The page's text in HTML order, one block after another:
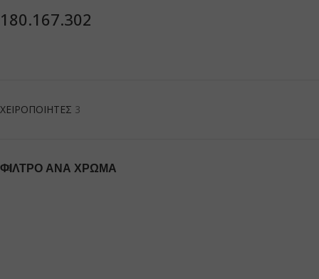
ΧΕΙΡΟΠΟΙΗΤΕΣ 3
ΦΊΛΤΡΟ ΑΝΆ ΧΡΏΜΑ
180.167.302